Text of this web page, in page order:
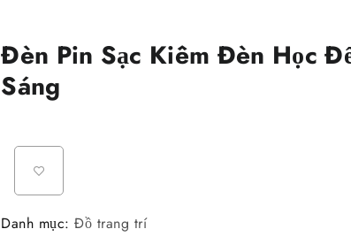
Đèn Pin Sạc Kiêm Đèn Học
Sáng
Danh mục:Đồ trang trí